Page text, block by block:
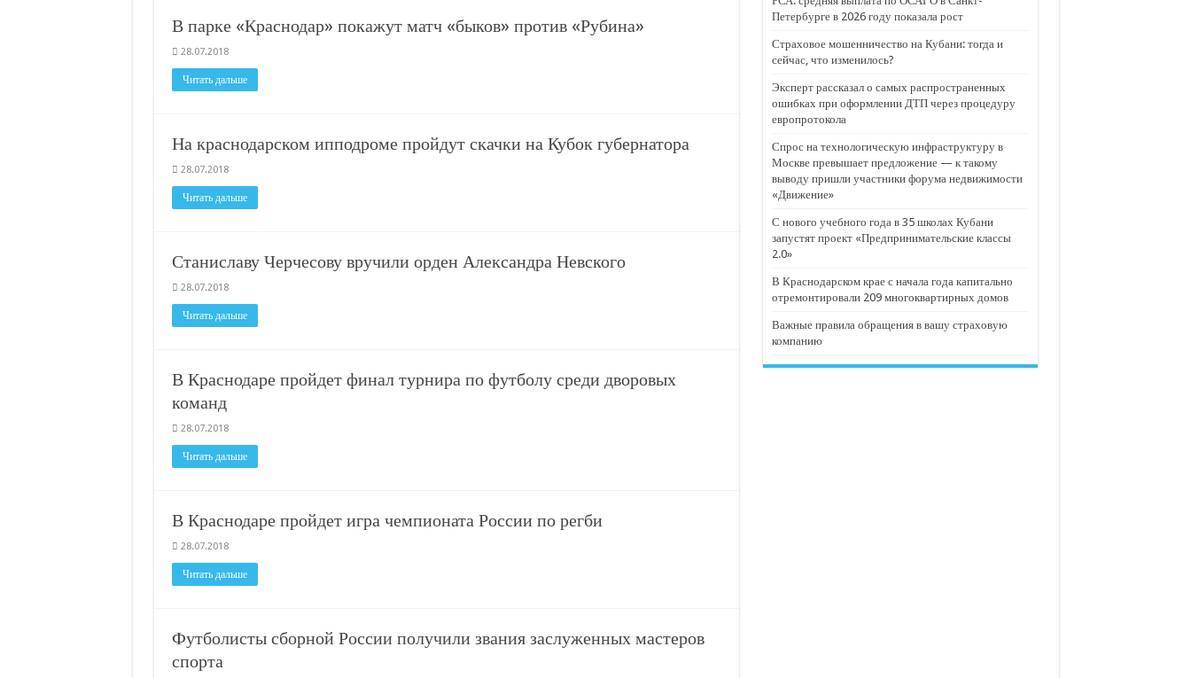
В Краснодарском крае с начала года капитально отремонтировали 209 многоквартирных домов
В городах и районах Кубани отметили День России
В парке «Краснодар» покажут матч «быков» против «Рубина»
28.07.2018
Читать дальше
На краснодарском ипподроме пройдут скачки на Кубок губернатора
28.07.2018
Читать дальше
Станиславу Черчесову вручили орден Александра Невского
28.07.2018
Читать дальше
В Краснодаре пройдет финал турнира по футболу среди дворовых
команд
28.07.2018
Читать дальше
В Краснодаре пройдет игра чемпионата России по регби
28.07.2018
Читать дальше
Футболисты сборной России получили звания заслуженных мастеров
спорта
Петербурге в 2026 году показала рост
Страховое мошенничество на Кубани: тогда и
сейчас, что изменилось?
Эксперт рассказал о самых распространенных
ошибках при оформлении ДТП через процедуру
европротокола
Спрос на технологическую инфраструктуру в
Москве превышает предложение — к такому
выводу пришли участники форума недвижимости
«Движение»
С нового учебного года в 35 школах Кубани
запустят проект «Предпринимательские классы
2.0»
В Краснодарском крае с начала года капитально
отремонтировали 209 многоквартирных домов
Важные правила обращения в вашу страховую
компанию